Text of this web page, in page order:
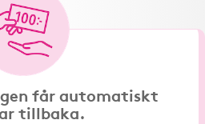
får automatiskt
tillbaka.